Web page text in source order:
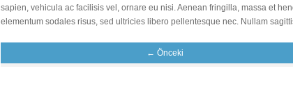
sapien, vehicula ac facilisis vel, ornare eu nisi. Aenean fringilla, massa et
elementum sodales risus, sed ultricies libero pellentesque nec. Nullam
← Önceki